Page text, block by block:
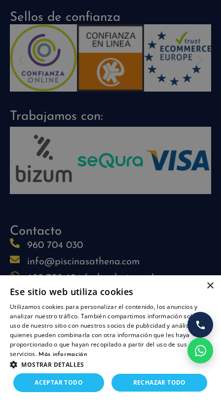
Sellos de confianza
Trabajamos con:
Contacto
960 704 030
info@piscinasathena.com
622 708 694 (solo whatsapp)
L-V: 09:30h-13:30h
L-J: 15:30h-17:30h
Síguenos
×
Ese sitio web utiliza cookies
Utilizamos cookies para personalizar el contenido, los anuncios y
analizar nuestro tráfico. También compartimos información sobre su
uso de nuestro sitio con nuestros socios de publicidad y análisis,
quienes pueden combinarla con otra información que les haya
proporcionado o que hayan recopilado a partir del uso de sus
servicios. Más información
MOSTRAR DETALLES
ACEPTAR TODO RECHAZAR TODO